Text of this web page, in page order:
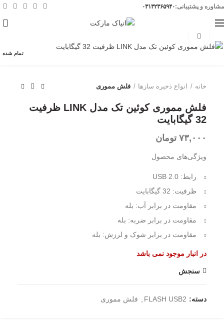
مشاوره و پشتیبانی:۰۳۱۳۲۳۶۵۹۴۰
0
تمام شده
خانه انواع ذخیره سازها فلش مموری
فلش مموری کوئین تک مدل LINK ظرفیت
32 گیگابایت
تومان
ویژگی‌های محصول
رابط: USB 2.0
ظرفیت: 32 گیگابایت
مقاومت در برابر آب: بله
مقاومت در برابر ضربه: بله
مقاومت در برابر شوک و لرزش: بله
در انبار موجود نمی باشد
سنجش
دسته: FLASH USB2
, فلش مموری